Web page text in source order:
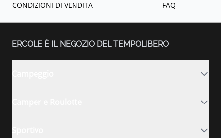
CONDIZIONI DI VENDITA FAQ
ERCOLE È IL NEGOZIO DEL TEMPOLIBERO